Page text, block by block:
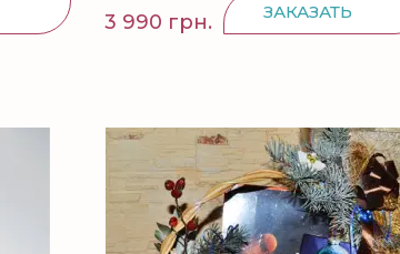
3 990 грн. ЗАКАЗАТЬ